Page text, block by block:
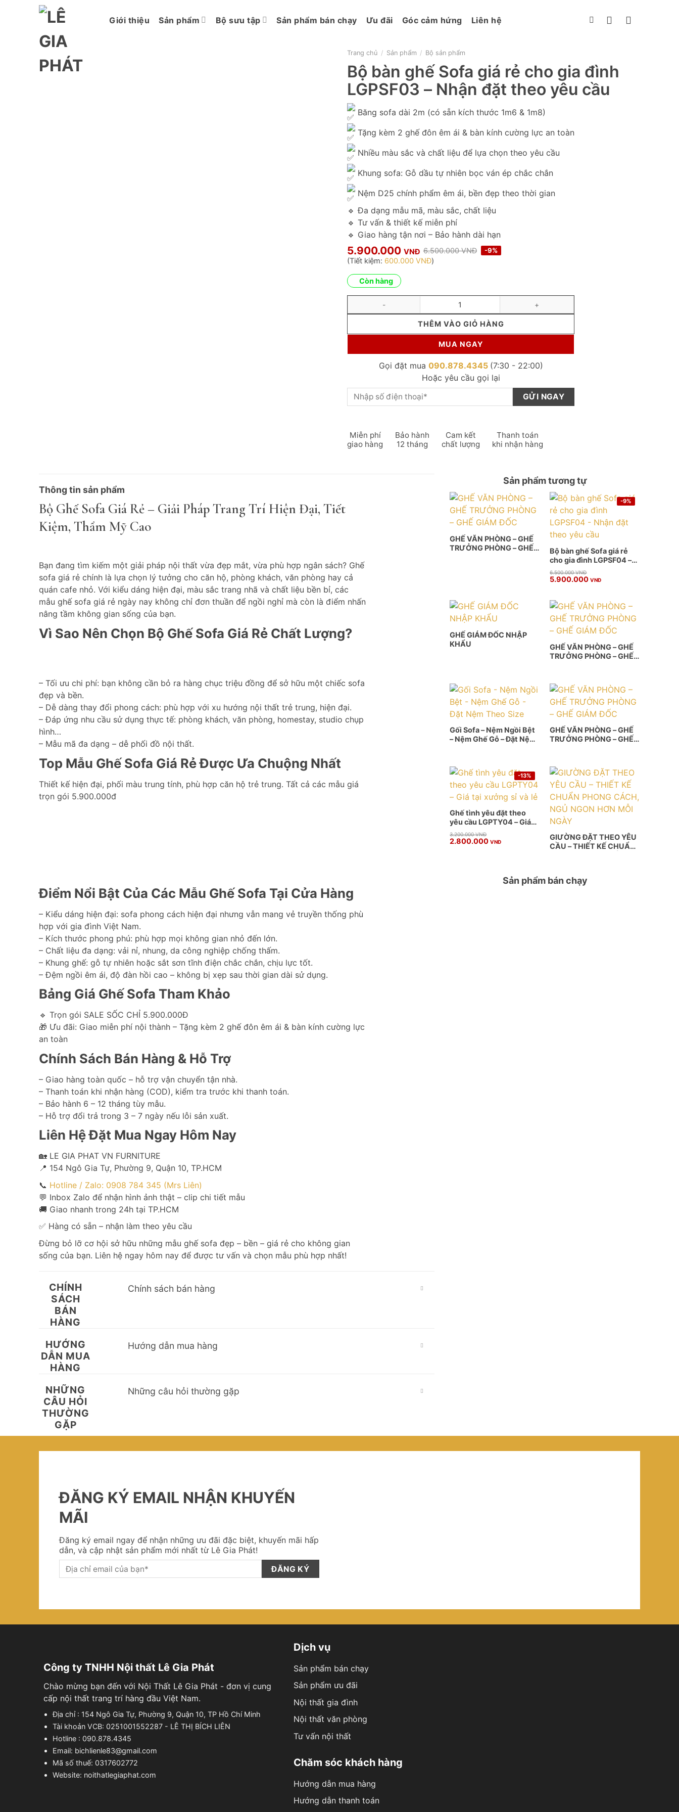
Giới thiệu Sản phẩm Bộ sưu tập Sản phẩm bán chạy Ưu đãi Góc cảm hứng Liên hệ
Trang chủ / Sản phẩm / Bộ sản phẩm
Bộ bàn ghế Sofa giá rẻ cho gia đình
LGPSF03 – Nhận đặt theo yêu cầu
Băng sofa dài 2m (có sẵn kích thước 1m6 & 1m8)
Tặng kèm 2 ghế đôn êm ái & bàn kính cường lực an toàn
Nhiều màu sắc và chất liệu để lựa chọn theo yêu cầu
Khung sofa: Gỗ dầu tự nhiên bọc ván ép chắc chắn
Nệm D25 chính phẩm êm ái, bền đẹp theo thời gian
🔹 Đa dạng mẫu mã, màu sắc, chất liệu
🔹 Tư vấn & thiết kế miễn phí
🔹 Giao hàng tận nơi – Bảo hành dài hạn
6.500.000VNĐ Giá
5.900.000 VNĐ
Giá
5.900.000 VNĐ.
-9%
(Tiết kiệm: 600.000 VNĐ)
Còn hàng
Bộ bàn ghế Sofa giá rẻ cho gia đình LGPSF03 - Nhận đặt theo yêu cầu số lượng
THÊM VÀO GIỎ HÀNG
MUA NGAY
Gọi đặt mua 090.878.4345 (7:30 - 22:00)
Hoặc yêu cầu gọi lại
Miễn phí
giao hàng
Bảo hành
12 tháng
Cam kết
chất lượng
Thanh toán
khi nhận hàng
Thông tin sản phẩm
Bộ Ghế Sofa Giá Rẻ – Giải Pháp Trang Trí Hiện Đại, Tiết
Kiệm, Thẩm Mỹ Cao
Bạn đang tìm kiếm một giải pháp nội thất vừa đẹp mắt, vừa phù hợp ngân sách? Ghế
sofa giá rẻ chính là lựa chọn lý tưởng cho căn hộ, phòng khách, văn phòng hay cả
quán cafe nhỏ. Với kiểu dáng hiện đại, màu sắc trang nhã và chất liệu bền bỉ, các
mẫu ghế sofa giá rẻ ngày nay không chỉ đơn thuần để ngồi nghỉ mà còn là điểm nhấn
nâng tầm không gian sống của bạn.
Vì Sao Nên Chọn Bộ Ghế Sofa Giá Rẻ Chất Lượng?
– Tối ưu chi phí: bạn không cần bỏ ra hàng chục triệu đồng để sở hữu một chiếc sofa
đẹp và bền.
– Dễ dàng thay đổi phong cách: phù hợp với xu hướng nội thất trẻ trung, hiện đại.
– Đáp ứng nhu cầu sử dụng thực tế: phòng khách, văn phòng, homestay, studio chụp
hình…
– Mẫu mã đa dạng – dễ phối đồ nội thất.
Top Mẫu Ghế Sofa Giá Rẻ Được Ưa Chuộng Nhất
Thiết kế hiện đại, phối màu trung tính, phù hợp căn hộ trẻ trung. Tất cả các mẫu giá
trọn gói 5.900.000đ
Điểm Nổi Bật Của Các Mẫu Ghế Sofa Tại Cửa Hàng
– Kiểu dáng hiện đại: sofa phong cách hiện đại nhưng vẫn mang vẻ truyền thống phù
hợp với gia đình Việt Nam.
– Kích thước phong phú: phù hợp mọi không gian nhỏ đến lớn.
– Chất liệu đa dạng: vải nỉ, nhung, da công nghiệp chống thấm.
– Khung ghế: gỗ tự nhiên hoặc sắt sơn tĩnh điện chắc chắn, chịu lực tốt.
– Đệm ngồi êm ái, độ đàn hồi cao – không bị xẹp sau thời gian dài sử dụng.
Bảng Giá Ghế Sofa Tham Khảo
🔹 Trọn gói SALE SỐC CHỈ 5.900.000Đ
🎁 Ưu đãi: Giao miễn phí nội thành – Tặng kèm 2 ghế đôn êm ái & bàn kính cường lực
an toàn
Chính Sách Bán Hàng & Hỗ Trợ
– Giao hàng toàn quốc – hỗ trợ vận chuyển tận nhà.
– Thanh toán khi nhận hàng (COD), kiểm tra trước khi thanh toán.
– Bảo hành 6 – 12 tháng tùy mẫu.
– Hỗ trợ đổi trả trong 3 – 7 ngày nếu lỗi sản xuất.
Liên Hệ Đặt Mua Ngay Hôm Nay
🏡 LE GIA PHAT VN FURNITURE
📍 154 Ngô Gia Tự, Phường 9, Quận 10, TP.HCM
📞 Hotline / Zalo: 0908 784 345 (Mrs Liên)
💬 Inbox Zalo để nhận hình ảnh thật – clip chi tiết mẫu
🚚 Giao nhanh trong 24h tại TP.HCM
✅ Hàng có sẵn – nhận làm theo yêu cầu
Đừng bỏ lỡ cơ hội sở hữu những mẫu ghế sofa đẹp – bền – giá rẻ cho không gian
sống của bạn. Liên hệ ngay hôm nay để được tư vấn và chọn mẫu phù hợp nhất!
CHÍNH
SÁCH
BÁN
HÀNG
Chính sách bán hàng
HƯỚNG
DẪN MUA
HÀNG
Hướng dẫn mua hàng
NHỮNG
CÂU HỎI
THƯỜNG
GẶP
Những câu hỏi thường gặp
Sản phẩm tương tự
GHẾ VĂN PHÒNG – GHẾ
TRƯỞNG PHÒNG – GHẾ
-9%
Bộ bàn ghế Sofa giá rẻ
cho gia đình LGPSF04 –
Nhận đặt theo yêu cầu
6.500.000VNĐ
Giá
gốc
5.900.000VNĐ
Giá
hiện
5.900.000 VNĐ.
GHẾ GIÁM ĐỐC NHẬP
KHẨU
GHẾ VĂN PHÒNG – GHẾ
TRƯỞNG PHÒNG – GHẾ
Gối Sofa – Nệm Ngồi Bệt
– Nệm Ghế Gỗ – Đặt Nệm
GHẾ VĂN PHÒNG – GHẾ
TRƯỞNG PHÒNG – GHẾ
-13%
Ghế tình yêu đặt theo
yêu cầu LGPTY04 – Giá
tại xưởng sỉ và lẻ
3.200.000VNĐ
Giá
gốc
2.800.000VNĐ
Giá
hiện
GIƯỜNG ĐẶT THEO YÊU
CẦU – THIẾT KẾ CHUẨN
Sản phẩm bán chạy
ĐĂNG KÝ EMAIL NHẬN KHUYẾN
MÃI
Đăng ký email ngay để nhận những ưu đãi đặc biệt, khuyến mãi hấp
dẫn, và cập nhật sản phẩm mới nhất từ Lê Gia Phát!
Công ty TNHH Nội thất Lê Gia Phát
Chào mừng bạn đến với Nội Thất Lê Gia Phát - đơn vị cung
cấp nội thất trang trí hàng đầu Việt Nam.
Địa chỉ : 154 Ngô Gia Tự, Phường 9, Quận 10, TP Hồ Chí Minh
Tài khoản VCB: 0251001552287 - LÊ THỊ BÍCH LIÊN
Hotline : 090.878.4345
Email: bichlienle83@gmail.com
Mã số thuế: 0317602772
Website: noithatlegiaphat.com
Dịch vụ
Sản phẩm bán chạy
Sản phẩm ưu đãi
Nội thất gia đình
Nội thất văn phòng
Tư vấn nội thất
Chăm sóc khách hàng
Hướng dẫn mua hàng
Hướng dẫn thanh toán